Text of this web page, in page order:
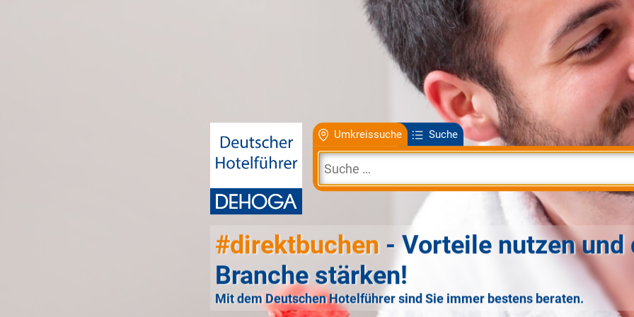
Umkreissuche Suche
#direktbuchen - Vorteile nutzen und
Branche stärken!
Mit dem Deutschen Hotelführer sind Sie immer bestens beraten.